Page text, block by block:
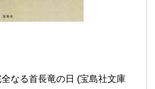
全なる首長竜の日 (宝島社文庫